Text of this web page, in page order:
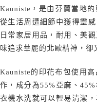
Kauniste，是由芬蘭當地
從生活周遭細節中獲得靈
日常家居用品，耐用、美
味追求華麗的北歐精神，卻
Kauniste的印花布包使用
作，成分為55%亞麻、
衣機水洗就可以輕易清潔